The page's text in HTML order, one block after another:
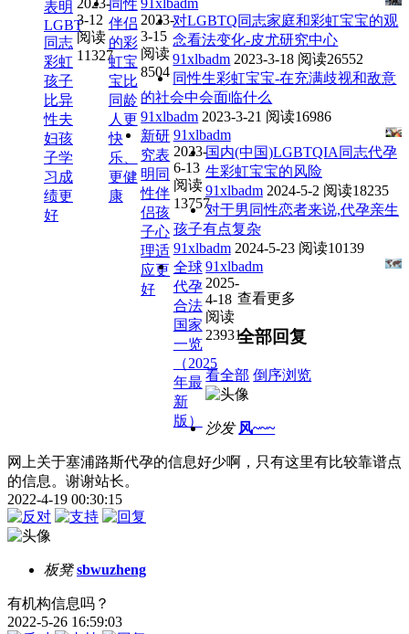
表明
LGBT
同志
彩虹
孩子
比异
性夫
妇孩
子学
习成
绩更
好
3-12
阅读
11327
同性
伴侣
的彩
虹宝
宝比
同龄
人更
快
乐、
更健
康
2023-
3-15
阅读
8504
对LGBTQ同志家庭和彩虹宝宝的观
念看法变化-皮尤研究中心
91xlbadm 2023-3-18 阅读26552
同性生彩虹宝宝-在充满歧视和敌意
的社会中会面临什么
91xlbadm 2023-3-21 阅读16986
新研
究表
明同
性伴
侣孩
子心
理适
应更
好
91xlbadm
2023-
6-13
阅读
13757
国内(中国)LGBTQIA同志代孕
生彩虹宝宝的风险
91xlbadm 2024-5-2 阅读18235
对于男同性恋者来说,代孕亲生
孩子有点复杂
91xlbadm 2024-5-23 阅读10139
全球
代孕
合法
国家
一览
（2025
年最
新
版）
91xlbadm
2025-
4-18
阅读
23931
查看更多
全部回复
看全部 倒序浏览
沙发 风~~~
网上关于塞浦路斯代孕的信息好少啊，只有这里有比较靠谱点
的信息。谢谢站长。
2022-4-19 00:30:15
板凳 sbwuzheng
有机构信息吗？
2022-5-26 16:59:03